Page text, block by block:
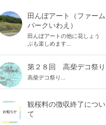
田んぼアート（ファーム
パークいわえ）
田んぼアートの他に花しょう
ぶも楽しめます...
第２８回 高柴デコ祭り
高柴デコ祭り...
観桜料の徴収終了につい
て